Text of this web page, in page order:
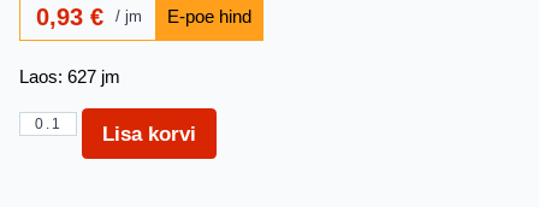
0,93€ jm
Laos: 627 jm
Lisa korvi